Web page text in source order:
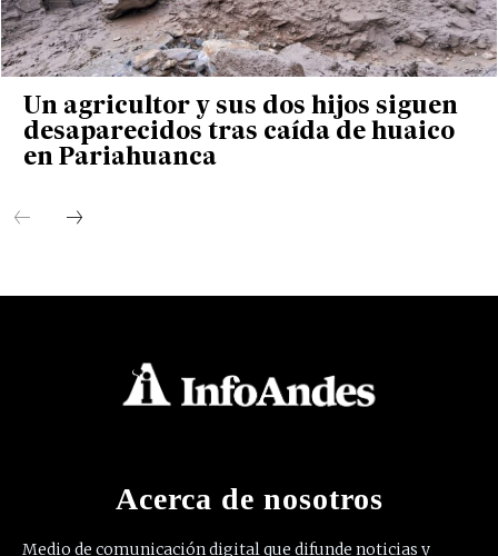
Un agricultor y sus dos hijos siguen
desaparecidos tras caída de huaico
en Pariahuanca
Acerca de nosotros
Medio de comunicación digital que difunde noticias y